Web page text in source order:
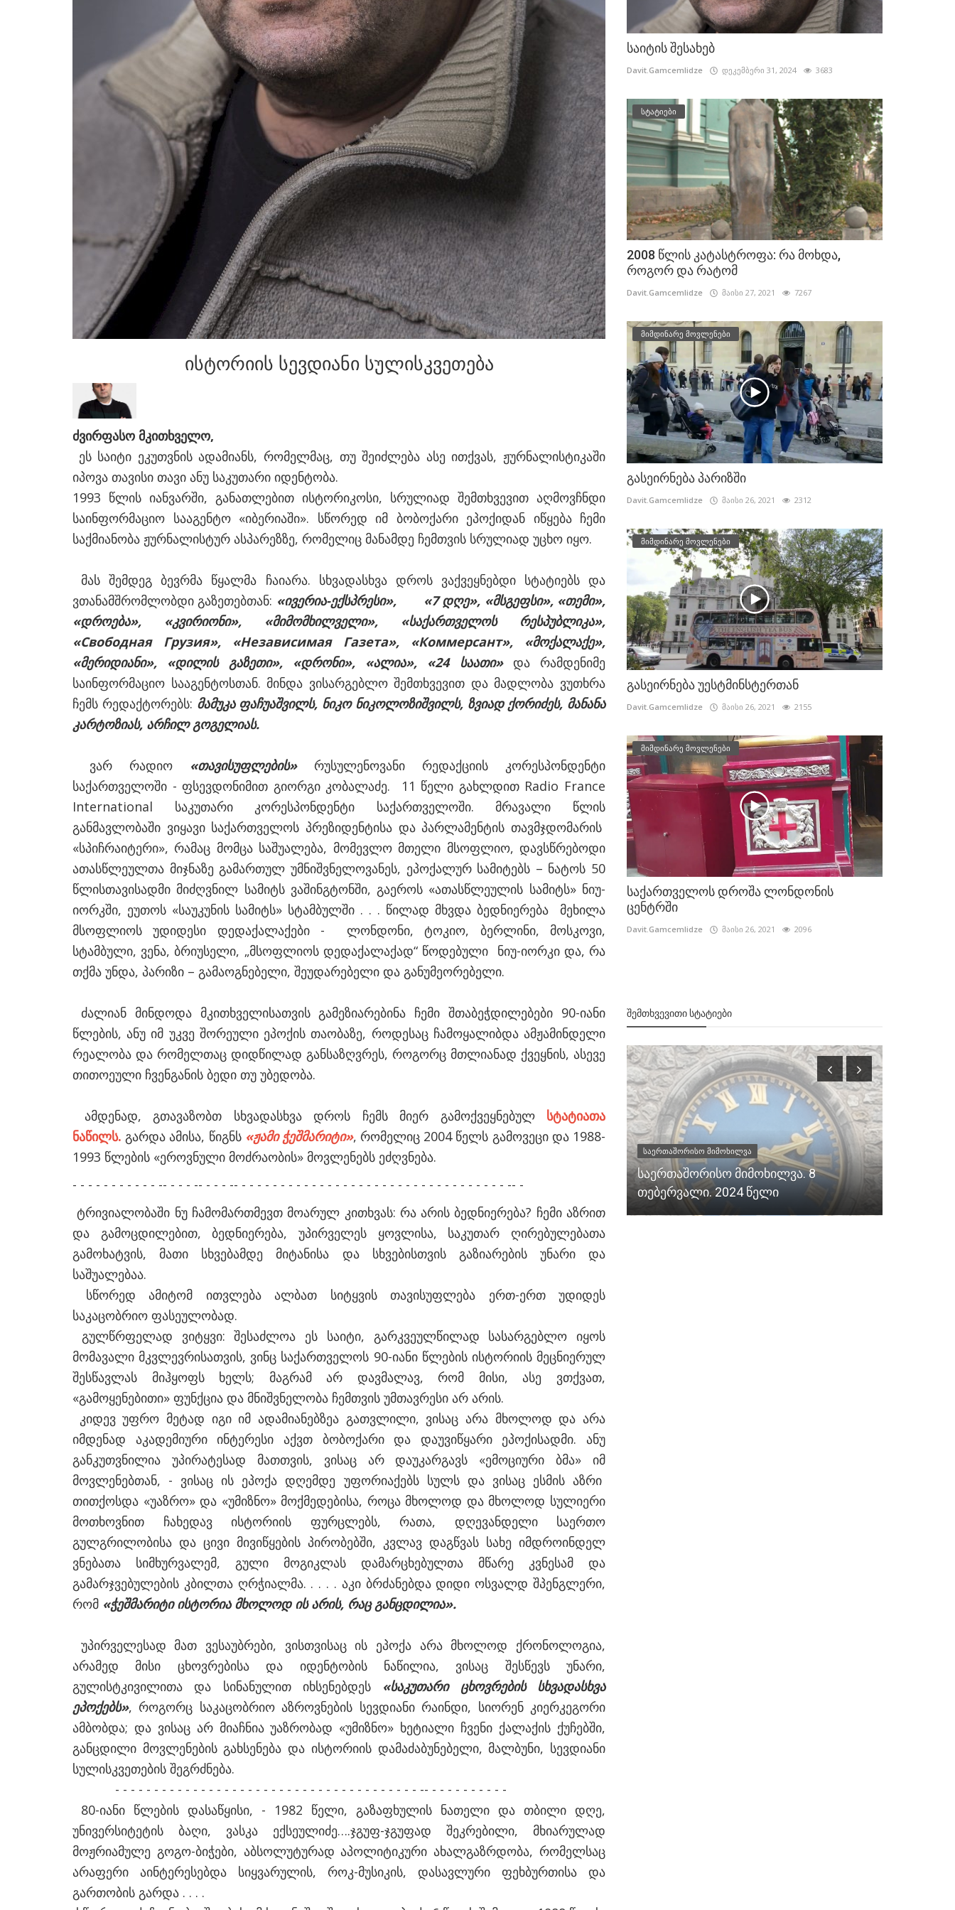
ისტორიის სევდიანი სულისკვეთება
ძვირფასო მკითხველო,
ეს საიტი ეკუთვნის ადამიანს, რომელმაც, თუ შეიძლება ასე ითქვას, ჟურნალისტიკაში
იპოვა თავისი თავი ანუ საკუთარი იდენტობა.
1993 წლის იანვარში, განათლებით ისტორიკოსი, სრულიად შემთხვევით აღმოვჩნდი
საინფორმაციო სააგენტო «იბერიაში». სწორედ იმ ბობოქარი ეპოქიდან იწყება ჩემი
საქმიანობა ჟურნალისტურ ასპარეზზე, რომელიც მანამდე ჩემთვის სრულიად უცხო იყო.
მას შემდეგ ბევრმა წყალმა ჩაიარა. სხვადასხვა დროს ვაქვეყნებდი სტატიებს და
ვთანამშრომლობდი გაზეთებთან: «ივერია-ექსპრესი», «7 დღე», «მსგეფსი», «თემი»,
«დროება», «კვირიონი», «მიმომხილველი», «საქართველოს რესპუბლიკა»,
«Свободная Грузия», «Независимая Газета», «Коммерсант», «მოქალაქე»,
«მერიდიანი», «დილის გაზეთი», «დრონი», «ალია», «24 საათი»და რამდენიმე
საინფორმაციო სააგენტოსთან. მინდა ვისარგებლო შემთხვევით და მადლობა ვუთხრა
ჩემს რედაქტორებს: მამუკა ფაჩუაშვილს, ნიკო ნიკოლოზიშვილს, ზვიად ქორიძეს, მანანა
კარტოზიას, არჩილ გოგელიას.
ვარ რადიო «თავისუფლების» რუსულენოვანი რედაქციის კორესპონდენტი
საქართველოში - ფსევდონიმით გიორგი კობალაძე. 11 წელი გახლდით Radio France
International საკუთარი კორესპონდენტი საქართველოში. მრავალი წლის
განმავლობაში ვიყავი საქართველოს პრეზიდენტისა და პარლამენტის თავმჯდომარის
«სპიჩრაიტერი», რამაც მომცა საშუალება, მომევლო მთელი მსოფლიო, დავსწრებოდი
ათასწლეულთა მიჯნაზე გამართულ უმნიშვნელოვანეს, ეპოქალურ სამიტებს – ნატოს 50
წლისთავისადმი მიძღვნილ სამიტს ვაშინგტონში, გაეროს «ათასწლეულის სამიტს» ნიუ-
იორკში, ეუთოს «საუკუნის სამიტს» სტამბულში . . . წილად მხვდა ბედნიერება მეხილა
მსოფლიოს უდიდესი დედაქალაქები - ლონდონი, ტოკიო, ბერლინი, მოსკოვი,
სტამბული, ვენა, ბრიუსელი, „მსოფლიოს დედაქალაქად“ წოდებული ნიუ-იორკი და, რა
თქმა უნდა, პარიზი – გამაოგნებელი, შეუდარებელი და განუმეორებელი.
ძალიან მინდოდა მკითხველისათვის გამეზიარებინა ჩემი შთაბეჭდილებები 90-იანი
წლების, ანუ იმ უკვე შორეული ეპოქის თაობაზე, როდესაც ჩამოყალიბდა ამჟამინდელი
რეალობა და რომელთაც დიდწილად განსაზღვრეს, როგორც მთლიანად ქვეყნის, ასევე
თითოეული ჩვენგანის ბედი თუ უბედობა.
ამდენად, გთავაზობთ სხვადასხვა დროს ჩემს მიერ გამოქვეყნებულ სტატიათა
ნაწილს. გარდა ამისა, წიგნს «ჟამი ჭეშმარიტი», რომელიც 2004 წელს გამოვეცი და 1988-
1993 წლების «ეროვნული მოძრაობის» მოვლენებს ეძღვნება.
- - - - - - - - - - - -- - - - -- - - - -- - - - - - - - - - - - - - - - - - - - - - - - - - - - - - - - - - - -- -
ტრივიალობაში ნუ ჩამომართმევთ მოარულ კითხვას: რა არის ბედნიერება? ჩემი აზრით
და გამოცდილებით, ბედნიერება, უპირველეს ყოვლისა, საკუთარ ღირებულებათა
გამოხატვის, მათი სხვებამდე მიტანისა და სხვებისთვის გაზიარების უნარი და
საშუალებაა.
სწორედ ამიტომ ითვლება ალბათ სიტყვის თავისუფლება ერთ-ერთ უდიდეს
საკაცობრიო ფასეულობად.
გულწრფელად ვიტყვი: შესაძლოა ეს საიტი, გარკვეულწილად სასარგებლო იყოს
მომავალი მკვლევრისათვის, ვინც საქართველოს 90-იანი წლების ისტორიის მეცნიერულ
შესწავლას მიჰყოფს ხელს; მაგრამ არ დავმალავ, რომ მისი, ასე ვთქვათ,
«გამოყენებითი» ფუნქცია და მნიშვნელობა ჩემთვის უმთავრესი არ არის.
კიდევ უფრო მეტად იგი იმ ადამიანებზეა გათვლილი, ვისაც არა მხოლოდ და არა
იმდენად აკადემიური ინტერესი აქვთ ბობოქარი და დაუვიწყარი ეპოქისადმი. ანუ
განკუთვნილია უპირატესად მათთვის, ვისაც არ დაუკარგავს «ემოციური ბმა» იმ
მოვლენებთან, - ვისაც ის ეპოქა დღემდე უფორიაქებს სულს და ვისაც ესმის აზრი
თითქოსდა «უაზრო» და «უმიზნო» მოქმედებისა, როცა მხოლოდ და მხოლოდ სულიერი
მოთხოვნით ჩახედავ ისტორიის ფურცლებს, რათა, დღევანდელი საერთო
გულგრილობისა და ცივი მივიწყების პირობებში, კვლავ დაგწვას სახე იმდროინდელ
ვნებათა სიმხურვალემ, გული მოგიკლას დამარცხებულთა მწარე კვნესამ და
გამარჯვებულების კბილთა ღრჭიალმა. . . . . აკი ბრძანებდა დიდი ოსვალდ შპენგლერი,
რომ «ჭეშმარიტი ისტორია მხოლოდ ის არის, რაც განცდილია».
უპირველესად მათ ვესაუბრები, ვისთვისაც ის ეპოქა არა მხოლოდ ქრონოლოგია,
არამედ მისი ცხოვრებისა და იდენტობის ნაწილია, ვისაც შესწევს უნარი,
გულისტკივილითა და სინანულით იხსენებდეს «საკუთარი ცხოვრების სხვადასხვა
ეპოქებს», როგორც საკაცობრიო აზროვნების სევდიანი რაინდი, სიორენ კიერკეგორი
ამბობდა; და ვისაც არ მიაჩნია უაზრობად «უმიზნო» ხეტიალი ჩვენი ქალაქის ქუჩებში,
განცდილი მოვლენების გახსენება და ისტორიის დამაძაბუნებელი, მალბუნი, სევდიანი
სულისკვეთების შეგრძნება.
- - - - - - - - - - - - - - - - - - - - - - - - - - - - - - - - - - - - - - - -- - - - - - - - - - -
80-იანი წლების დასაწყისი, - 1982 წელი, გაზაფხულის ნათელი და თბილი დღე,
უნივერსიტეტის ბაღი, ვასკა ექსეულიძე….ჯგუფ-ჯგუფად შეკრებილი, მხიარულად
მოჟრიამულე გოგო-ბიჭები, აბსოლუტურად აპოლიტიკური ახალგაზრდობა, რომელსაც
არაფერი აინტერესებდა სიყვარულის, როკ-მუსიკის, დასავლური ფეხბურთისა და
გართობის გარდა . . . .
საიტის შესახებ
Davit.Gamcemlidze დეკემბერი 31, 2024 3683
სტატიები
2008 წლის კატასტროფა: რა მოხდა,
როგორ და რატომ
Davit.Gamcemlidze მაისი 27, 2021 7267
მიმდინარე მოვლენები
გასეირნება პარიზში
Davit.Gamcemlidze მაისი 26, 2021 2312
მიმდინარე მოვლენები
გასეირნება უესტმინსტერთან
Davit.Gamcemlidze მაისი 26, 2021 2155
მიმდინარე მოვლენები
საქართველოს დროშა ლონდონის
ცენტრში
Davit.Gamcemlidze მაისი 26, 2021 2096
ᲨᲔᲛᲗᲮᲕᲔᲕᲘᲗᲘ ᲡᲢᲐᲢᲘᲔᲑᲘ
სენატორი
ერი და ინტელიგენცია აფხაზური არჩევნები ნასახლარზე
საერთაშორისო მიმოხილვა
საერთაშორისო მიმოხილვა. 8
თებერვალი. 2024 წელი